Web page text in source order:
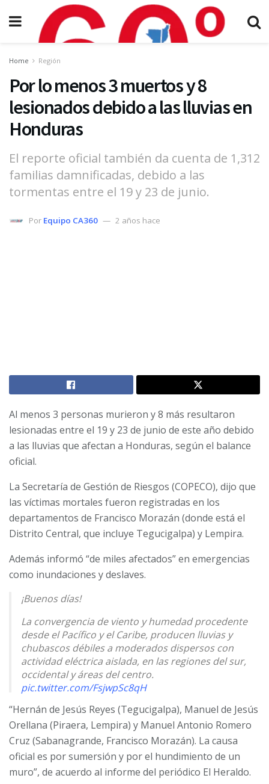
Home Región
Por lo menos 3 muertos y 8
lesionados debido a las lluvias en
Honduras
El reporte oficial también da cuenta de 1,312
familias damnificadas, debido a las
tormentas entre el 19 y 23 de junio.
Por Equipo CA360 2 años hace
Al menos 3 personas murieron y 8 más resultaron
lesionadas entre el 19 y 23 de junio de este año debido
a las lluvias que afectan a Honduras, según el balance
oficial.
La Secretaría de Gestión de Riesgos (COPECO), dijo que
las víctimas mortales fueron registradas en los
departamentos de Francisco Morazán (donde está el
Distrito Central, que incluye Tegucigalpa) y Lempira.
Además informó “de miles afectados” en emergencias
como inundaciones y deslaves.
¡Buenos días!
La convergencia de viento y humedad procedente
desde el Pacífico y el Caribe, producen lluvias y
chubascos débiles a moderados dispersos con
actividad eléctrica aislada, en las regiones del sur,
occidental y áreas del centro.
pic.twitter.com/FsjwpSc8qH
— Secretaría de Gestión de Riesgos y Contingencias
(@CopecoHonduras1)June 24, 2024
“Hernán de Jesús Reyes (Tegucigalpa), Manuel de Jesús
Orellana (Piraera, Lempira) y Manuel Antonio Romero
Cruz (Sabanagrande, Francisco Morazán). La causa
oficial es por sumersión y por el hundimiento de un
muro”, de acuerdo al informe del periódico El Heraldo.